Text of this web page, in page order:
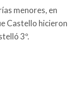
menores, en
Castello hicieron
3º.